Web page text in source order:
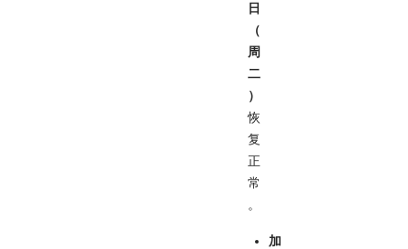
日
（
周
二
）
恢
复
正
常
。
加